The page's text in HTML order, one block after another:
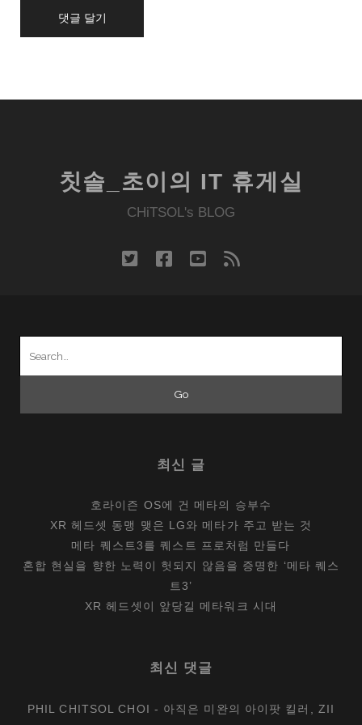
칫솔_초이의 IT 휴게실
CHiTSOL's BLOG
twitterfacebook
youtube
rss
최신 글
호라이즌 OS에 건 메타의 승부수
XR 헤드셋 동맹 맺은 LG와 메타가 주고 받는 것
메타 퀘스트3를 퀘스트 프로처럼 만들다
혼합 현실을 향한 노력이 헛되지 않음을 증명한 ‘메타 퀘스
트3’
XR 헤드셋이 앞당길 메타워크 시대
최신 댓글
PHIL CHITSOL CHOI - 아직은 미완의 아이팟 킬러, ZII